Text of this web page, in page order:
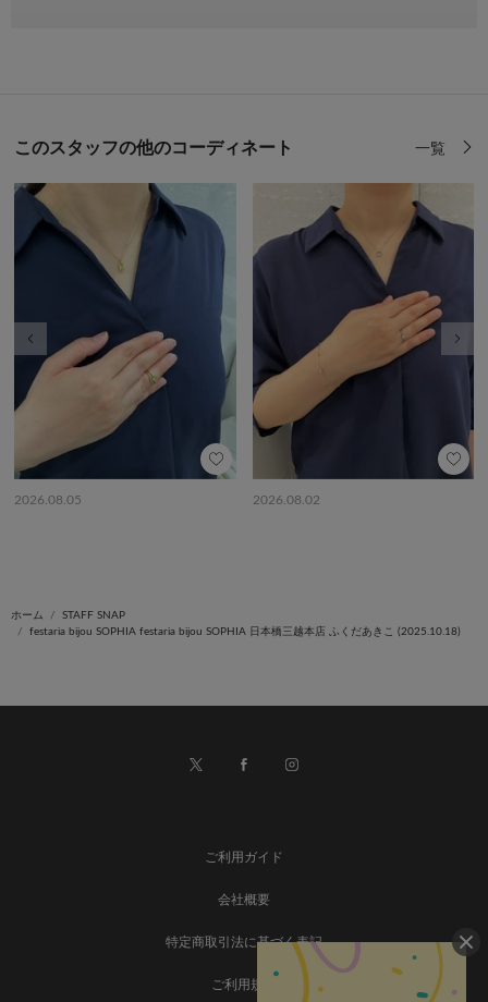
このスタッフの他のコーディネート 一覧
2026.08.05 2026.08.02
ホーム
STAFF SNAP
festaria bijou SOPHIA festaria bijou SOPHIA 日本橋三越本店 ふくだあきこ (2025.10.18)
ご利用ガイド
会社概要
特定商取引法に基づく表記
ご利用規約